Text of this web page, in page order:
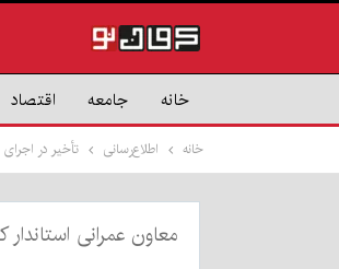
خانه جامعه اقتصاد
خانه اطلاع‌رسانی تأخیر در
معاون عمرانی استاندار